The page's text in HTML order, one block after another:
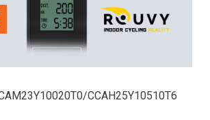
CCAH25Y10510T6